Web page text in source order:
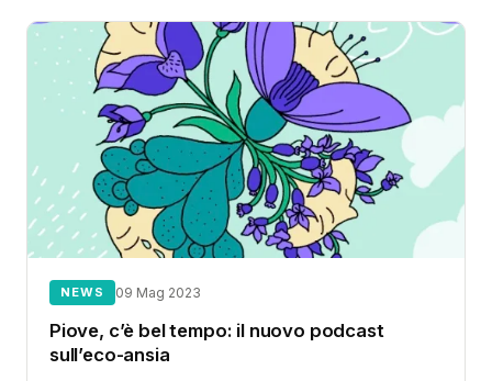
NEWS 09 Mag 2023
Piove, c’è bel tempo: il nuovo podcast
sull’eco-ansia